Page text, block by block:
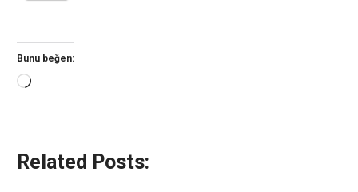
Bunu beğen:
Yükleniyor...
Related Posts: